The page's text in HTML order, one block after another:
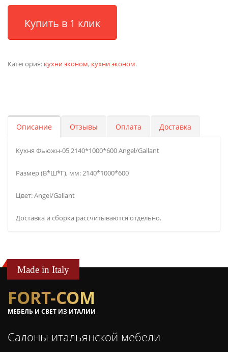
Купить в 1 клик
Категория: кухни эконом, кухни эконом.
Описание Отзывы Оплата Доставка
Кухня Фьюжн-05 2140*1000*600 Angel/Gallant
Размер (В*Ш*Г), мм: 2140*1000*600
Цвет: Angel/Gallant
Доставка и сборка рассчитываются отдельно.
Made in Italy
FORT-COM
МЕБЕЛЬ И СВЕТ ИЗ ИТАЛИИ
Салоны итальянской мебели